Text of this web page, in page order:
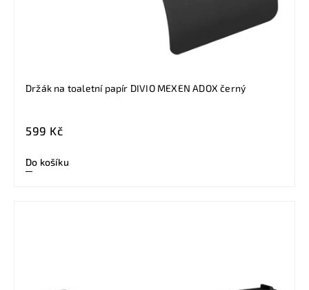
Držák na toaletní papír DIVIO MEXEN ADOX černý
599 Kč
Do košíku